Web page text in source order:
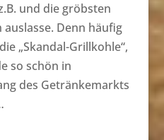
und die gröbsten
Denn häufig
„Skandal-Grillkohle“,
so schön in
des Getränkemarkts